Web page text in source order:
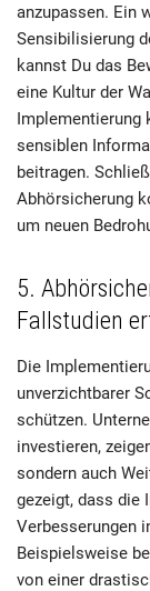
anzupassen. Ein
Sensibilisierung
kannst Du das
eine Kultur der
Implementierung
sensiblen
beitragen.
Abhörsicherung
um neuen
5.
Fallstudien
Die
unverzichtbarer
schützen.
investieren,
sondern auch
gezeigt, dass die
Verbesserungen
Beispielsweise
von einer